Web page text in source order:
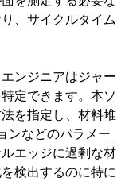
、サイクルタイム
ンジニアはジャー
定できます。本ソ
を指定し、材料堆
ンなどのパラメー
エッジに過剰な材
検出するのに特に